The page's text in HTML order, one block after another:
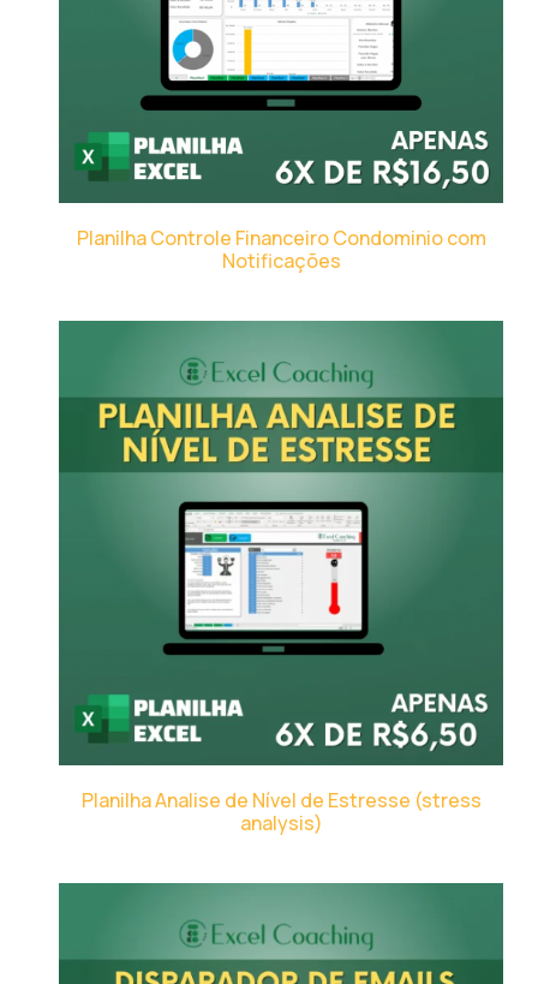
Planilha Controle Financeiro Condominio com
Notificações
Planilha Analise de Nível de Estresse (stress
analysis)